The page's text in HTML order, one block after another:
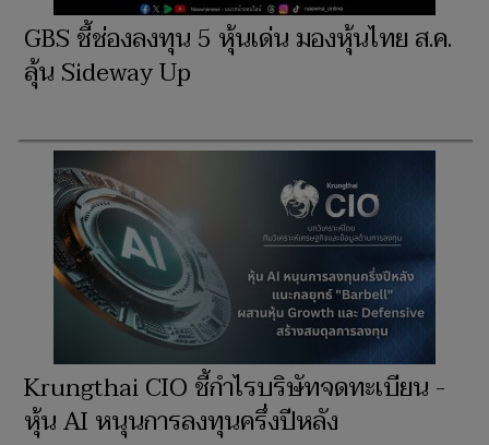
GBS ชี้ช่องลงทุน 5 หุ้นเด่น มองหุ้นไทย ส.ค.
ลุ้น Sideway Up
Krungthai CIO ชี้กำไรบริษัทจดทะเบียน -
หุ้น AI หนุนการลงทุนครึ่งปีหลัง